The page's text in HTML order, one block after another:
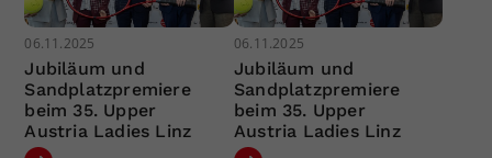
06.11.2025
Jubiläum und
Sandplatzpremiere
beim 35. Upper
Austria Ladies Linz
06.11.2025
Jubiläum und
Sandplatzpremiere
beim 35. Upper
Austria Ladies Linz